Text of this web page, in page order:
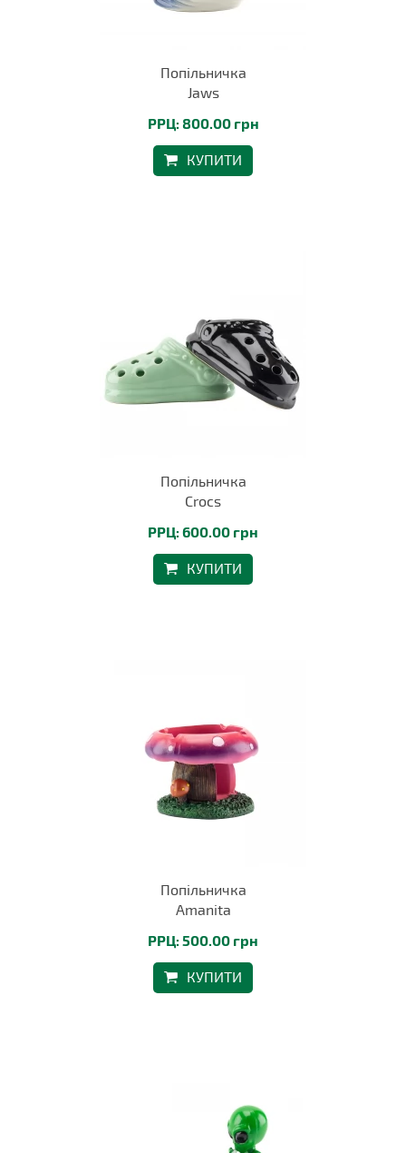
Попільничка
Jaws
РРЦ: 800.00 грн
КУПИТИ
Попільничка
Crocs
РРЦ: 600.00 грн
КУПИТИ
Попільничка
Amanita
РРЦ: 500.00 грн
КУПИТИ